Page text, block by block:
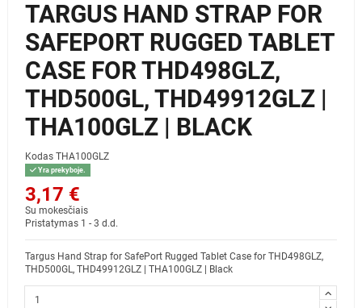
TARGUS HAND STRAP FOR
SAFEPORT RUGGED TABLET
CASE FOR THD498GLZ,
THD500GL, THD49912GLZ |
THA100GLZ | BLACK
Kodas THA100GLZ
Yra prekyboje.
3,17 €
Su mokesčiais
Pristatymas 1 - 3 d.d.
Targus Hand Strap for SafePort Rugged Tablet Case for THD498GLZ,
THD500GL, THD49912GLZ | THA100GLZ | Black